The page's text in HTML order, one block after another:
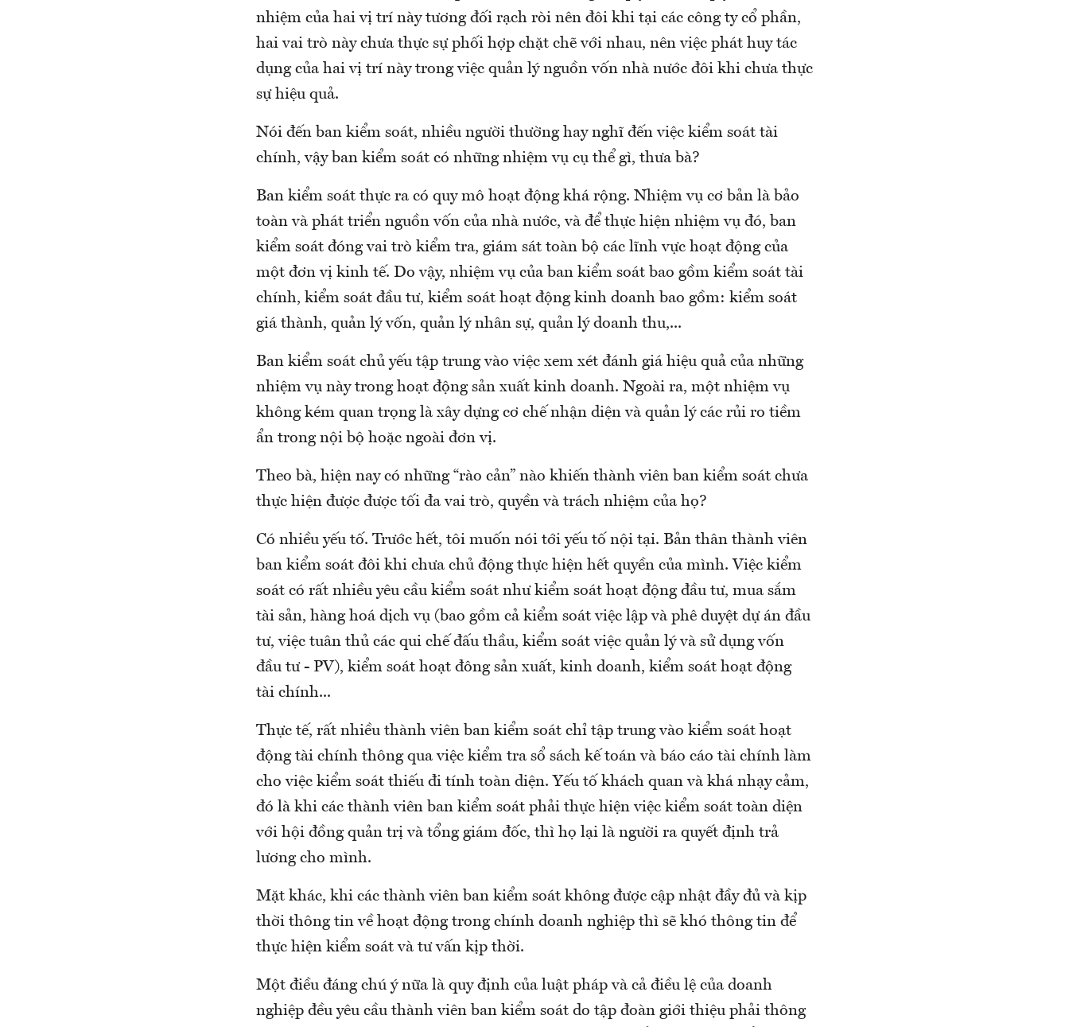
nhiệm của hai vị trí này tương đối rạch ròi nên đôi khi tại các công ty cổ phần,
hai vai trò này chưa thực sự phối hợp chặt chẽ với nhau, nên việc phát huy tác
dụng của hai vị trí này trong việc quản lý nguồn vốn nhà nước đôi khi chưa thực
sự hiệu quả.
Nói đến ban kiểm soát, nhiều người thường hay nghĩ đến việc kiểm soát tài
chính, vậy ban kiểm soát có những nhiệm vụ cụ thể gì, thưa bà?
Ban kiểm soát thực ra có quy mô hoạt động khá rộng. Nhiệm vụ cơ bản là bảo
toàn và phát triển nguồn vốn của nhà nước, và để thực hiện nhiệm vụ đó, ban
kiểm soát đóng vai trò kiểm tra, giám sát toàn bộ các lĩnh vực hoạt động của
một đơn vị kinh tế. Do vậy, nhiệm vụ của ban kiểm soát bao gồm kiểm soát tài
chính, kiểm soát đầu tư, kiểm soát hoạt động kinh doanh bao gồm: kiểm soát
giá thành, quản lý vốn, quản lý nhân sự, quản lý doanh thu,...
Ban kiểm soát chủ yếu tập trung vào việc xem xét đánh giá hiệu quả của những
nhiệm vụ này trong hoạt động sản xuất kinh doanh. Ngoài ra, một nhiệm vụ
không kém quan trọng là xây dựng cơ chế nhận diện và quản lý các rủi ro tiềm
ẩn trong nội bộ hoặc ngoài đơn vị.
Theo bà, hiện nay có những “rào cản” nào khiến thành viên ban kiểm soát chưa
thực hiện được được tối đa vai trò, quyền và trách nhiệm của họ?
Có nhiều yếu tố. Trước hết, tôi muốn nói tới yếu tố nội tại. Bản thân thành viên
ban kiểm soát đôi khi chưa chủ động thực hiện hết quyền của mình. Việc kiểm
soát có rất nhiều yêu cầu kiểm soát như kiểm soát hoạt động đầu tư, mua sắm
tài sản, hàng hoá dịch vụ (bao gồm cả kiểm soát việc lập và phê duyệt dự án đầu
tư, việc tuân thủ các qui chế đấu thầu, kiểm soát việc quản lý và sử dụng vốn
đầu tư - PV), kiểm soát hoạt đông sản xuất, kinh doanh, kiểm soát hoạt động
tài chính...
Thực tế, rất nhiều thành viên ban kiểm soát chỉ tập trung vào kiểm soát hoạt
động tài chính thông qua việc kiểm tra sổ sách kế toán và báo cáo tài chính làm
cho việc kiểm soát thiếu đi tính toàn diện. Yếu tố khách quan và khá nhạy cảm,
đó là khi các thành viên ban kiểm soát phải thực hiện việc kiểm soát toàn diện
với hội đồng quản trị và tổng giám đốc, thì họ lại là người ra quyết định trả
lương cho mình.
Mặt khác, khi các thành viên ban kiểm soát không được cập nhật đầy đủ và kịp
thời thông tin về hoạt động trong chính doanh nghiệp thì sẽ khó thông tin để
thực hiện kiểm soát và tư vấn kịp thời.
Một điều đáng chú ý nữa là quy định của luật pháp và cả điều lệ của doanh
nghiệp đều yêu cầu thành viên ban kiểm soát do tập đoàn giới thiệu phải thông